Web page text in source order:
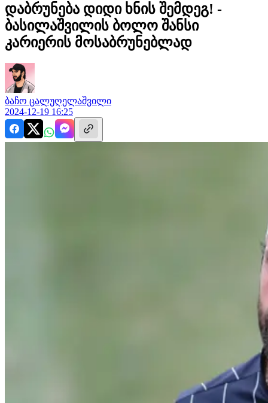
დაბრუნება დიდი ხნის შემდეგ! -
ბასილაშვილის ბოლო შანსი
კარიერის მოსაბრუნებლად
ბაჩო ცალუღელაშვილი
2024-12-19 16:25